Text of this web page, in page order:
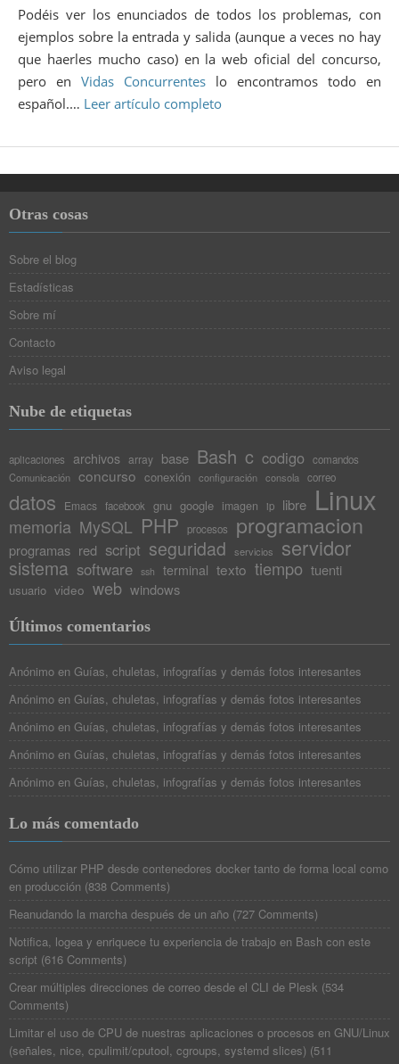
Podéis ver los enunciados de todos los problemas, con
ejemplos sobre la entrada y salida (aunque a veces no hay
que haerles mucho caso) en la web oficial del concurso,
pero en Vidas Concurrentes lo encontramos todo en
español.… Leer artículo completo
Otras cosas
Sobre el blog
Estadísticas
Sobre mí
Contacto
Aviso legal
Nube de etiquetas
aplicaciones archivos array base Bash c codigo
comandos
Comunicación concurso conexión configuración consola correo
datos Emacs facebook gnu google imagen ip libre Linux
memoria MySQL PHP procesos programacion
programas red script seguridad servicios servidor
sistema software ssh terminal texto tiempo tuenti
usuario video web windows
Últimos comentarios
Anónimo en Guías, chuletas, infografías y demás fotos interesantes
Anónimo en Guías, chuletas, infografías y demás fotos interesantes
Anónimo en Guías, chuletas, infografías y demás fotos interesantes
Anónimo en Guías, chuletas, infografías y demás fotos interesantes
Anónimo en Guías, chuletas, infografías y demás fotos interesantes
Lo más comentado
Cómo utilizar PHP desde contenedores docker tanto de forma local como
en producción (838 Comments)
Reanudando la marcha después de un año (727 Comments)
Notifica, logea y enriquece tu experiencia de trabajo en Bash con este
script (616 Comments)
Crear múltiples direcciones de correo desde el CLI de Plesk (534
Comments)
Limitar el uso de CPU de nuestras aplicaciones o procesos en GNU/Linux
(señales, nice, cpulimit/cputool, cgroups, systemd slices) (511